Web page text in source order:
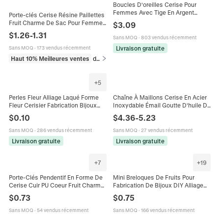
Porte-clés Cerise Résine Paillettes
Fruit Charme De Sac Pour Femmes
Filles Alliage Or Anneau De Clé
Pendentif
$1.26-1.31
Sans MOQ · 173 vendus récemment
Haut 10% Meilleures ventes dans Porte-clés
Boucles D'oreilles Cerise Pour
Femmes Avec Tige En Argent
Sterling 925 Zircon Künstliche
Perle Bijoux De Fruits
$3.09
Sans MOQ · 803 vendus récemment
Livraison gratuite
+5
Perles Fleur Alliage Laqué Forme
Fleur Cerisier Fabrication Bijoux
Été Mignon Pastel
$0.10
Sans MOQ · 286 vendus récemment
Livraison gratuite
Chaîne À Maillons Cerise En Acier
Inoxydable Émail Goutte D'huile De
DIY Collier Bracelet Accessoires
Faits Main
$4.36-5.23
Sans MOQ · 27 vendus récemment
Livraison gratuite
+7
Porte-Clés Pendentif En Forme De
Cerise Cuir PU Coeur Fruit Charme
De Sac Décoration De Voiture Style
Pastoral Pour Femmes
$0.73
Sans MOQ · 54 vendus récemment
+19
Mini Breloques De Fruits Pour
Fabrication De Bijoux DIY Alliage
Plaqué Or Émail Fraise Cerise
Banane Pour Boucles D'oreilles
Colliers Mignon
$0.75
Sans MOQ · 166 vendus récemment